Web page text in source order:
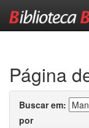
Página
Buscar em:
por